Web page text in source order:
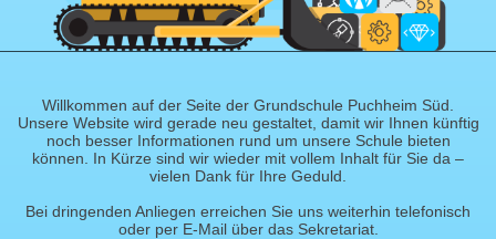
Willkommen auf der Seite der Grundschule Puchheim Süd.
Unsere Website wird gerade neu gestaltet, damit wir Ihnen künftig
noch besser Informationen rund um unsere Schule bieten
können. In Kürze sind wir wieder mit vollem Inhalt für Sie da –
vielen Dank für Ihre Geduld.
Bei dringenden Anliegen erreichen Sie uns weiterhin telefonisch
oder per E-Mail über das Sekretariat.